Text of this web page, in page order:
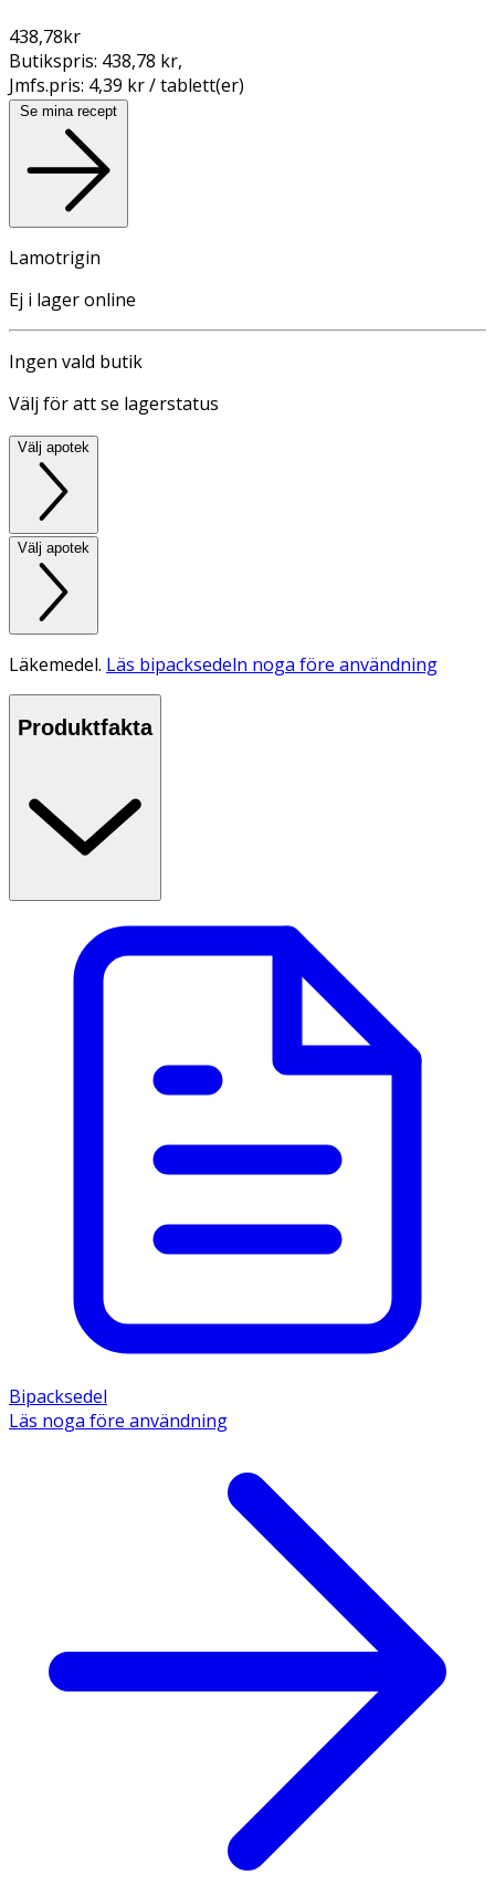
438,78kr
Butikspris: 438,78 kr,
Jmfs.pris: 4,39 kr / tablett(er)
Se mina recept
Lamotrigin
Ej i lager online
Ingen vald butik
Välj för att se lagerstatus
Välj apotek
Välj apotek
Läkemedel. Läs bipacksedeln noga före användning
Produktfakta
Bipacksedel
Läs noga före användning